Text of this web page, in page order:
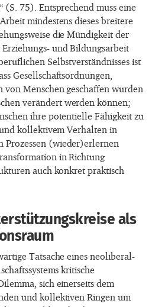
(S. 75). Entsprechend muss eine
mindestens dieses breitere
die Mündigkeit der
und Bildungsarbeit
Selbstverständnisses ist
Gesellschaftsordnungen,
Menschen geschaffen wurden
verändert werden können;
ihre potentielle Fähigkeit zu
kollektivem Verhalten in
Prozessen (wieder)erlernen
in Richtung
auch konkret praktisch
als
Tatsache eines neoliberal-
kritische
sich einerseits dem
und kollektiven Ringen um